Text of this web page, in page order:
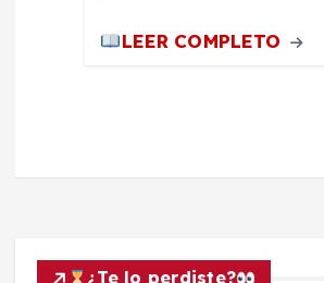
LEER COMPLETO
¿Te lo perdiste?